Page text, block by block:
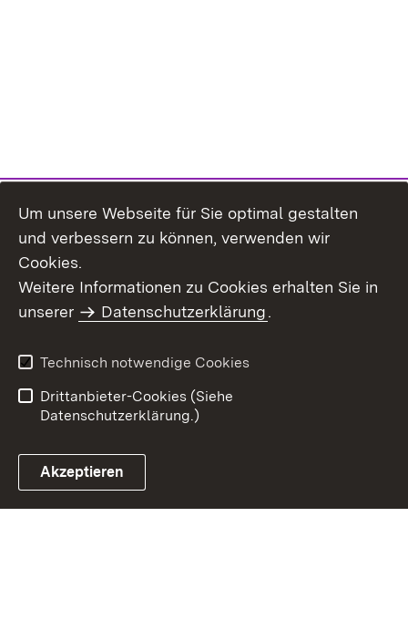
Um unsere Webseite für Sie optimal gestalten
und verbessern zu können, verwenden wir
Cookies.
Weitere Informationen zu Cookies erhalten Sie in
unserer
Datenschutzerklärung.
Technisch notwendige Cookies
Drittanbieter-Cookies (Siehe
Datenschutzerklärung.)
Akzeptieren